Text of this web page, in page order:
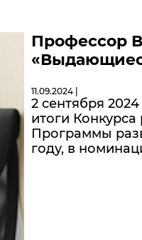
Профессор
11.09.2024 |
2 сентября
итоги
Программы
году, в